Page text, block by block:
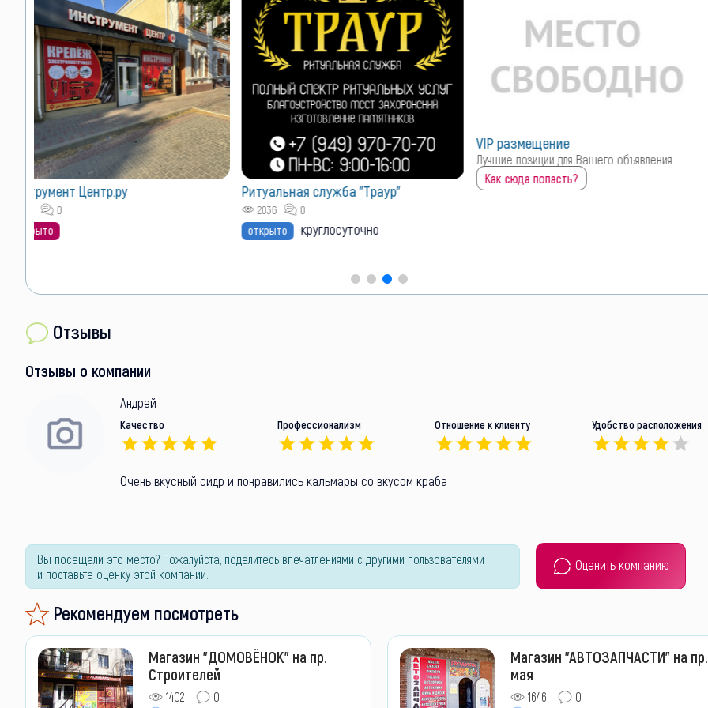
Ритуальная служба "Траур"
2036
открыто
VIP размещение
Лучшие позиции для Вашего объявления
Как сюда попасть?
Похоронно-ритуальные услуги
Отзывы
Отзывы о компании
Андрей
Качество Профессионализм Отношение к клиенту Удобство расположения
Очень вкусный сидр и понравились кальмары со вкусом краба
Вы посещали это место? Пожалуйста, поделитесь впечатлениями с другими пользователями
и поставьте оценку этой компании.
Оценить компанию
Рекомендуем посмотреть
Магазин "ДОМОВЁНОК" на пр.
Строителей
1402
0
Магазин "АВТОЗАПЧАСТИ" на
мая
1646
0